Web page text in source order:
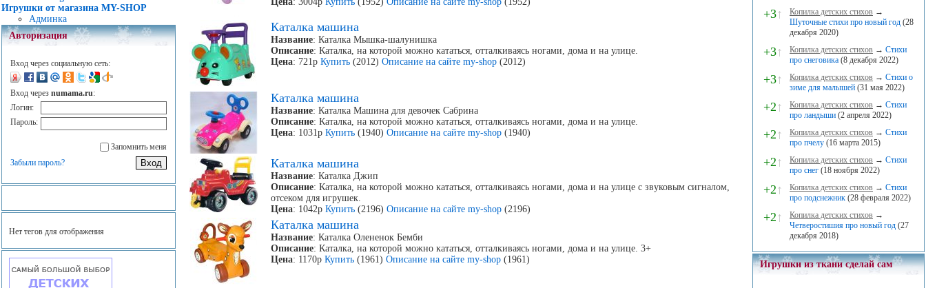
Игрушки от магазина MY-SHOP
Админка
Авторизация
Вход через социальную сеть:
Вход через numama.ru:
Логин:
Пароль:
Запомнить меня
Забыли пароль?
Нет тегов для отображения
Каталка машина
Название: Каталка Мышка-шалунишка
Описание: Каталка, на которой можно кататься, отталкиваясь ногами, дома и на улице.
Цена: 721рКупить (2012)Описание на сайте my-shop (2012)
Каталка машина
Название: Каталка Машина для девочек Сабрина
Описание: Каталка, на которой можно кататься, отталкиваясь ногами, дома и на улице.
Цена: 1031рКупить (1940)Описание на сайте my-shop (1940)
Каталка машина
Название: Каталка Джип
Описание: Каталка, на которой можно кататься, отталкиваясь ногами, дома и на улице с звуковым сигналом,
отсеком для игрушек.
Цена: 1042рКупить (2196)Описание на сайте my-shop (2196)
Каталка машина
Название: Каталка Олененок Бемби
Описание: Каталка, на которой можно кататься, отталкиваясь ногами, дома и на улице. 3+
Цена: 1170рКупить (1961)Описание на сайте my-shop (1961)
+3↑ Копилка детских стихов →
Шуточные стихи про новый год (28
декабря 2020)
+3↑ Копилка детских стихов → Стихи
про снеговика (8 декабря 2022)
+3↑ Копилка детских стихов → Стихи о
зиме для малышей (31 мая 2022)
+2↑ Копилка детских стихов → Стихи
про ландыши (2 апреля 2022)
+2↑ Копилка детских стихов → Стихи
про пчелу (16 марта 2015)
+2↑ Копилка детских стихов → Стихи
про снег (18 ноября 2022)
+2↑ Копилка детских стихов → Стихи
про подснежник (28 февраля 2022)
+2↑ Копилка детских стихов →
Четверостишия про новый год (27
декабря 2018)
Игрушки из ткани сделай сам